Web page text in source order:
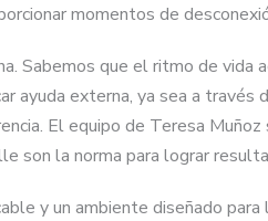
momentos de
Sabemos que el ritmo de
ayuda externa, ya sea a
El equipo de Teresa
son la norma para lograr
y un ambiente diseñado